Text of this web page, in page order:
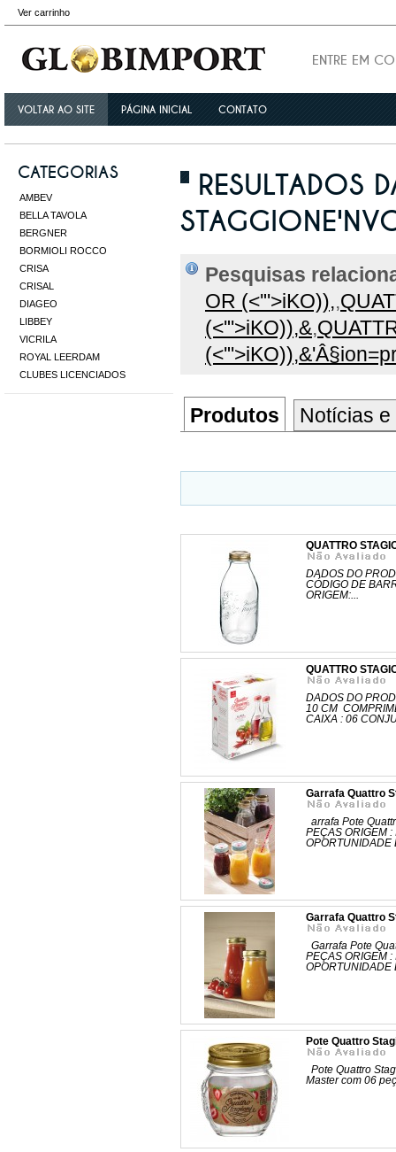
Ver carrinho
ENTRE EM
VOLTAR AO SITE PÁGINA INICIAL CONTATO
CATEGORIAS
AMBEV
BELLA TAVOLA
BERGNER
BORMIOLI ROCCO
CRISA
CRISAL
DIAGEO
LIBBEY
VICRILA
ROYAL LEERDAM
CLUBES LICENCIADOS
RESULTADOS
Pesquisas
OR (<'">iKO)),,
(<'">iKO)),&,
Produtos Notícias
QUATTRO
DADOS DO
CÓDIGO DE
ORIGEM:...
QUATTRO
DADOS DO
10 CM
CAIXA : 06
Garrafa Quattro
arrafa Pote
PEÇAS ORIGEM
OPORTUNIDADE
Garrafa Quattro
Garrafa Pote
PEÇAS ORIGEM
OPORTUNIDADE
Pote Quattro
Pote Quattro
Master com 06